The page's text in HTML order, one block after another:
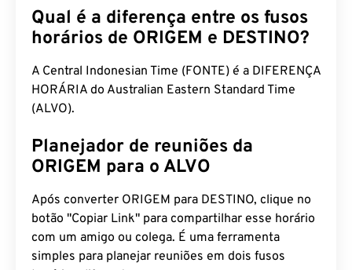
Qual é a diferença entre os fusos
horários de ORIGEM e DESTINO?
A Central Indonesian Time (FONTE) é a DIFERENÇA
HORÁRIA do Australian Eastern Standard Time
(ALVO).
Planejador de reuniões da
ORIGEM para o ALVO
Após converter ORIGEM para DESTINO, clique no
botão "Copiar Link" para compartilhar esse horário
com um amigo ou colega. É uma ferramenta
simples para planejar reuniões em dois fusos